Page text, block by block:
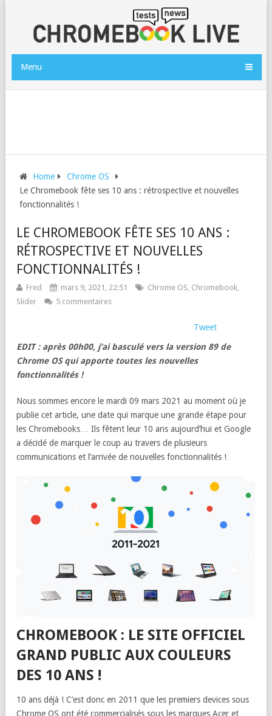
Menu
Home
Chrome OS
Le Chromebook fête ses 10 ans : rétrospective et nouvelles
fonctionnalités !
LE CHROMEBOOK FÊTE SES 10 ANS :
RÉTROSPECTIVE ET NOUVELLES
FONCTIONNALITÉS !
Fred mars 9, 2021, 22:51 Chrome OS, Chromebook,
Slider
5 commentaires
Tweet
EDIT : après 00h00, j’ai basculé vers la version 89 de
Chrome OS qui apporte toutes les nouvelles
fonctionnalités !
Nous sommes encore le mardi 09 mars 2021 au moment où je
publie cet article, une date qui marque une grande étape pour
les Chromebooks… Ils fêtent leur 10 ans aujourd’hui et Google
a décidé de marquer le coup au travers de plusieurs
communications et l’arrivée de nouvelles fonctionnalités !
CHROMEBOOK : LE SITE OFFICIEL
GRAND PUBLIC AUX COULEURS
DES 10 ANS !
10 ans déjà ! C’est donc en 2011 que les premiers devices sous
Chrome OS ont été commercialisés sous les marques Acer et